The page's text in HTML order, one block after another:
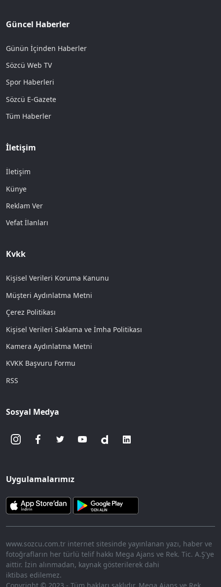
Güncel Haberler
Günün İçinden Haberler
Sözcü Web TV
Spor Haberleri
Sözcü E-Gazete
Tüm Haberler
İletişim
İletişim
Künye
Reklam Ver
Vefat İlanları
Kvkk
Kişisel Verileri Koruma Kanunu
Müşteri Aydınlatma Metni
Çerez Politikası
Kişisel Verileri Saklama ve İmha Politikası
Kamera Aydınlatma Metni
KVKK Başvuru Formu
RSS
Sosyal Medya
Uygulamalarımız
www.sozcu.com.tr internet sitesinde yayınlanan yazı, haber ve
fotoğrafların her türlü telif hakkı Mega Ajans ve Rek. Tic. A.Ş'ye
aittir. İzin alınmadan, kaynak gösterilerek dahi
iktibas edilemez.
Copyright © 2023 - Tüm hakları saklıdır. Mega Ajans ve Rek.